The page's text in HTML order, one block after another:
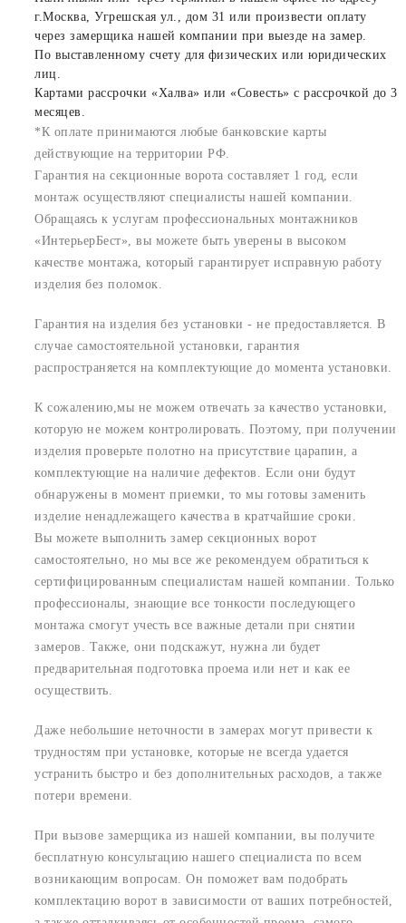
г.Москва, Угрешская ул., дом 31 или произвести оплату
через замерщика нашей компании при выезде на замер.
По выставленному счету для физических или юридических
лиц.
Картами рассрочки «Халва» или «Совесть» с рассрочкой до 3
месяцев.
*К оплате принимаются любые банковские карты
действующие на территории РФ.
Гарантия на секционные ворота составляет 1 год, если
монтаж осуществляют специалисты нашей компании.
Обращаясь к услугам профессиональных монтажников
«ИнтерьерБест», вы можете быть уверены в высоком
качестве монтажа, который гарантирует исправную работу
изделия без поломок.
Гарантия на изделия без установки - не предоставляется. В
случае самостоятельной установки, гарантия
распространяется на комплектующие до момента установки.
К сожалению,мы не можем отвечать за качество установки,
которую не можем контролировать. Поэтому, при получении
изделия проверьте полотно на присутствие царапин, а
комплектующие на наличие дефектов. Если они будут
обнаружены в момент приемки, то мы готовы заменить
изделие ненадлежащего качества в кратчайшие сроки.
Вы можете выполнить замер секционных ворот
самостоятельно, но мы все же рекомендуем обратиться к
сертифицированным специалистам нашей компании. Только
профессионалы, знающие все тонкости последующего
монтажа смогут учесть все важные детали при снятии
замеров. Также, они подскажут, нужна ли будет
предварительная подготовка проема или нет и как ее
осуществить.
Даже небольшие неточности в замерах могут привести к
трудностям при установке, которые не всегда удается
устранить быстро и без дополнительных расходов, а также
потери времени.
При вызове замерщика из нашей компании, вы получите
бесплатную консультацию нашего специалиста по всем
возникающим вопросам. Он поможет вам подобрать
комплектацию ворот в зависимости от ваших потребностей,